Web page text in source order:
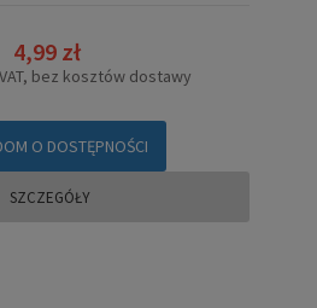
4,99 zł
bez kosztów dostawy
O DOSTĘPNOŚCI
SZCZEGÓŁY